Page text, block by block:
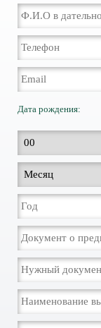
Дата рождения: